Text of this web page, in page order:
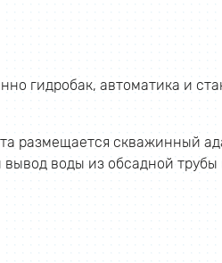
гидробак, автоматика и
размещается скважинный
воды из обсадной трубы